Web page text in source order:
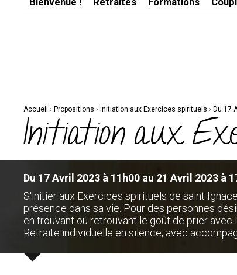
Accueil › Propositions › Initiation aux Exercices spirituels › Du 17
Initiation aux
Du 17 Avril 2023 à 11h00 au 21 Avril 2023 à
S'initier aux Exercices spirituels de saint
présence dans sa vie. Pour des personnes
en trouvant ou retrouvant le goût de prier avec
Retraite individuelle en silence, avec